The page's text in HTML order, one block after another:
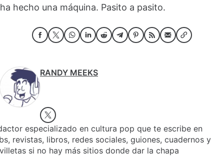
ha hecho una máquina. Pasito a pasito.
RANDY MEEKS
especializado en cultura pop que te escribe en
revistas, libros, redes sociales, guiones, cuadernos y
si no hay más sitios donde dar la chapa